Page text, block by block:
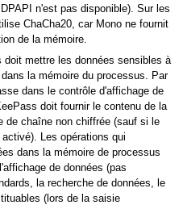
n'est pas disponible). Sur les
ChaCha20, car Mono ne fournit
de la mémoire.
doit mettre les données sensibles à
la mémoire du processus. Par
dans le contrôle d'affichage de
doit fournir le contenu de la
de chaîne non chiffrée (sauf si le
Les opérations qui
dans la mémoire de processus
de données (pas
la recherche de données, le
(lors de la saisie